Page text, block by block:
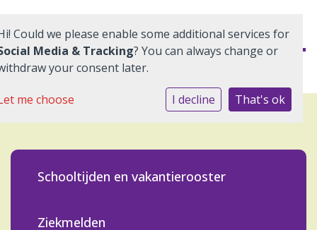
Aanmelden leerlingen
Ouders
Schooltijden en vakantierooster
Ziekmelden
Could we please enable some additional services for
Media & Tracking? You can always change or
your consent later.
me choose I decline That's ok